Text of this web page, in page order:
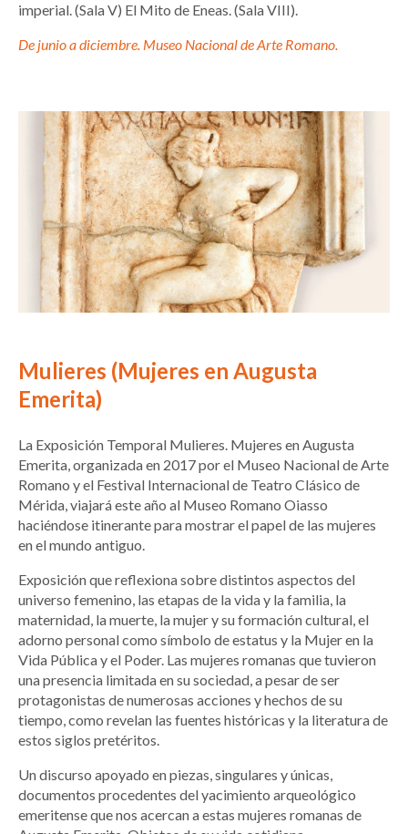
imperial. (Sala V) El Mito de Eneas. (Sala VIII).
De junio a diciembre. Museo Nacional de Arte Romano.
Mulieres (Mujeres en Augusta
Emerita)
La Exposición Temporal Mulieres. Mujeres en Augusta
Emerita, organizada en 2017 por el Museo Nacional de Arte
Romano y el Festival Internacional de Teatro Clásico de
Mérida, viajará este año al Museo Romano Oiasso
haciéndose itinerante para mostrar el papel de las mujeres
en el mundo antiguo.
Exposición que reflexiona sobre distintos aspectos del
universo femenino, las etapas de la vida y la familia, la
maternidad, la muerte, la mujer y su formación cultural, el
adorno personal como símbolo de estatus y la Mujer en la
Vida Pública y el Poder. Las mujeres romanas que tuvieron
una presencia limitada en su sociedad, a pesar de ser
protagonistas de numerosas acciones y hechos de su
tiempo, como revelan las fuentes históricas y la literatura de
estos siglos pretéritos.
Un discurso apoyado en piezas, singulares y únicas,
documentos procedentes del yacimiento arqueológico
emeritense que nos acercan a estas mujeres romanas de